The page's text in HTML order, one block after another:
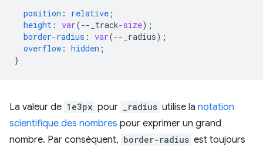
position : relative ;
height : var(-- _track-size);
border-radius : var(-- _radius);
overflow : hidden ;
}
La valeur de 1e3px pour _radius utilise la notation
scientifique des nombres pour exprimer un grand
nombre. Par conséquent, border-radius est toujours